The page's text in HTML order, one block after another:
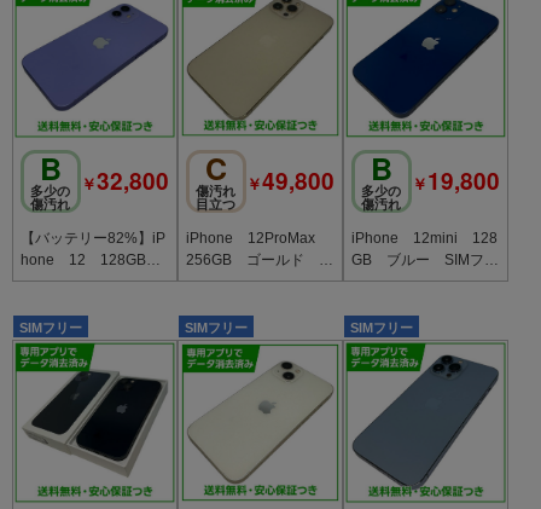
B
多少の
傷汚れ
￥32,800
【バッテリー82%】iP
hone 12 128GB
パープル SIMフリー
C
傷汚れ
目立つ
￥49,800
iPhone 12ProMax
256GB ゴールド SI
Mフリー ドコモ版
B
多少の
傷汚れ
￥19,800
iPhone 12mini 128
GB ブルー SIMフリ
ー Yモバイル版
SIMフリー SIMフリー SIMフリー